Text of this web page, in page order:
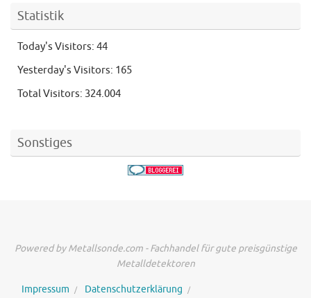
Statistik
Today's Visitors: 44
Yesterday's Visitors: 165
Total Visitors: 324.004
Sonstiges
Powered by Metallsonde.com - Fachhandel für gute preisgünstige
Metalldetektoren
Impressum Datenschutzerklärung